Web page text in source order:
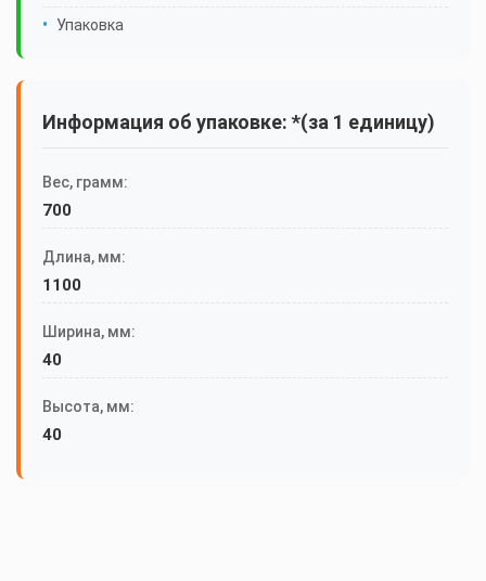
Упаковка
Информация об упаковке: *(за 1 единицу)
Вес, грамм:
700
Длина, мм:
1100
Ширина, мм:
40
Высота, мм:
40